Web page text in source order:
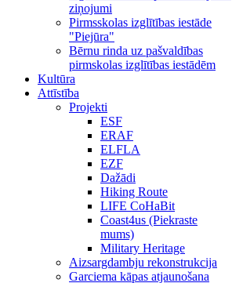
ziņojumi
Pirmsskolas izglītības iestāde
"Piejūra"
Bērnu rinda uz pašvaldības
pirmskolas izglītības iestādēm
Kultūra
Attīstība
Projekti
ESF
ERAF
ELFLA
EZF
Dažādi
Hiking Route
LIFE CoHaBit
Coast4us (Piekraste
mums)
Military Heritage
Aizsargdambju rekonstrukcija
Garciema kāpas atjaunošana